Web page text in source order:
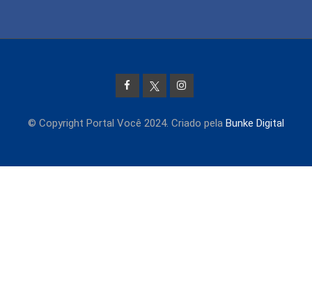
© Copyright Portal Você 2024. Criado pela Bunke Digital